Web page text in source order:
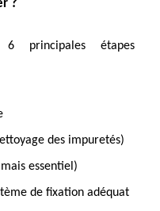
?
principales étapes
des impuretés)
essentiel)
de fixation adéquat